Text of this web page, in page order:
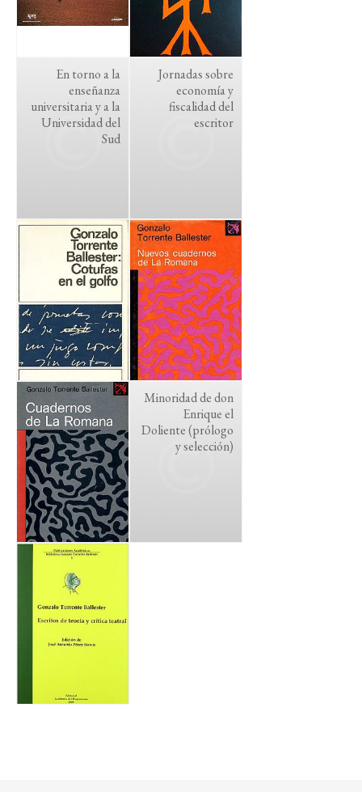
En torno a la
enseñanza
universitaria y a la
Universidad del
Sud
Jornadas sobre
economía y
fiscalidad del
escritor
Minoridad de don
Enrique el
Doliente (prólogo
y selección)